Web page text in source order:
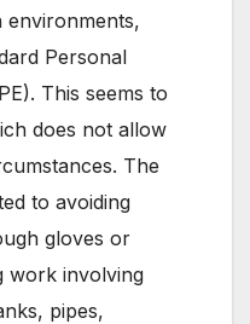
Personal
This seems to
does not allow
The
to avoiding
gloves or
work involving
pipes,